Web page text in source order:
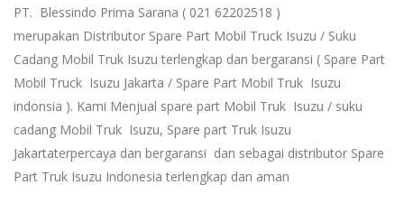
PT. Blessindo Prima Sarana ( 021 62202518 )
merupakan Distributor Spare Part Mobil Truck Isuzu / Suku
Cadang Mobil Truk Isuzu terlengkap dan bergaransi ( Spare Part
Mobil Truck Isuzu Jakarta / Spare Part Mobil Truk Isuzu
indonsia ). Kami Menjual spare part Mobil Truk Isuzu / suku
cadang Mobil Truk Isuzu, Spare part Truk Isuzu
Jakartaterpercaya dan bergaransi dan sebagai distributor Spare
Part Truk Isuzu Indonesia terlengkap dan aman